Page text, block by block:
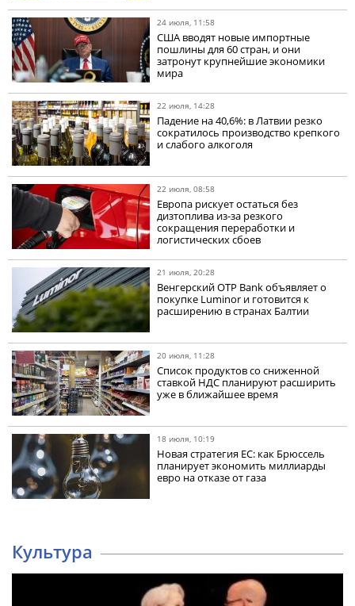
24 июля, 11:58
США вводят новые импортные
пошлины для 60 стран, и они
затронут крупнейшие экономики
мира
22 июля, 14:28
Падение на 40,6%: в Латвии резко
сократилось производство крепкого
и слабого алкоголя
22 июля, 08:58
Европа рискует остаться без
дизтоплива из-за резкого
сокращения переработки и
логистических сбоев
21 июля, 20:28
Венгерский OTP Bank объявляет о
покупке Luminor и готовится к
расширению в странах Балтии
20 июля, 11:28
Список продуктов со сниженной
ставкой НДС планируют расширить
уже в ближайшее время
18 июля, 10:19
Новая стратегия ЕС: как Брюссель
планирует экономить миллиарды
евро на отказе от газа
Культура